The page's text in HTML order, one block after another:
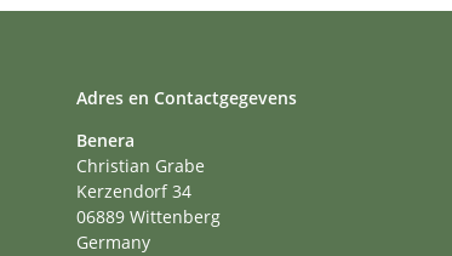
Adres en Contactgegevens
Benera
Christian Grabe
Kerzendorf 34
06889 Wittenberg
Germany